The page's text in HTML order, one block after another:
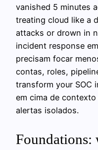
vanished 5 minutes
treating cloud like a
attacks or drown in
incident response
precisam focar
contas, roles,
transform your SOC
em cima de
alertas isolados.
Foundations: